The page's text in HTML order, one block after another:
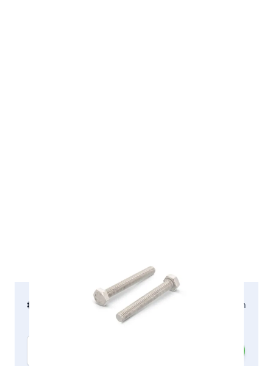
€ 207,07 incl. btw 2-5 werkdagen
Aantal